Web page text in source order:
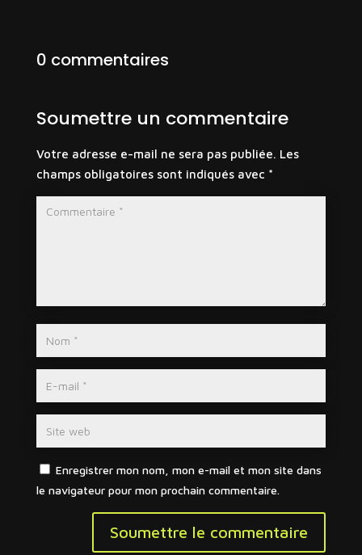
0 commentaires
Soumettre un commentaire
Votre adresse e-mail ne sera pas publiée. Les
champs obligatoires sont indiqués avec *
Enregistrer mon nom, mon e-mail et mon site dans
le navigateur pour mon prochain commentaire.
Soumettre le commentaire